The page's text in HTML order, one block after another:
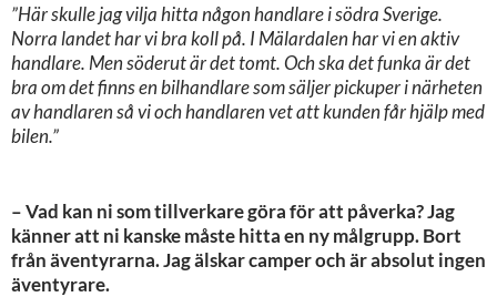
”Här skulle jag vilja hitta någon handlare i södra Sverige.
Norra landet har vi bra koll på. I Mälardalen har vi en aktiv
handlare. Men söderut är det tomt. Och ska det funka är det
bra om det finns en bilhandlare som säljer pickuper i närheten
av handlaren så vi och handlaren vet att kunden får hjälp med
bilen.”
– Vad kan ni som tillverkare göra för att påverka? Jag
känner att ni kanske måste hitta en ny målgrupp. Bort
från äventyrarna. Jag älskar camper och är absolut ingen
äventyrare.